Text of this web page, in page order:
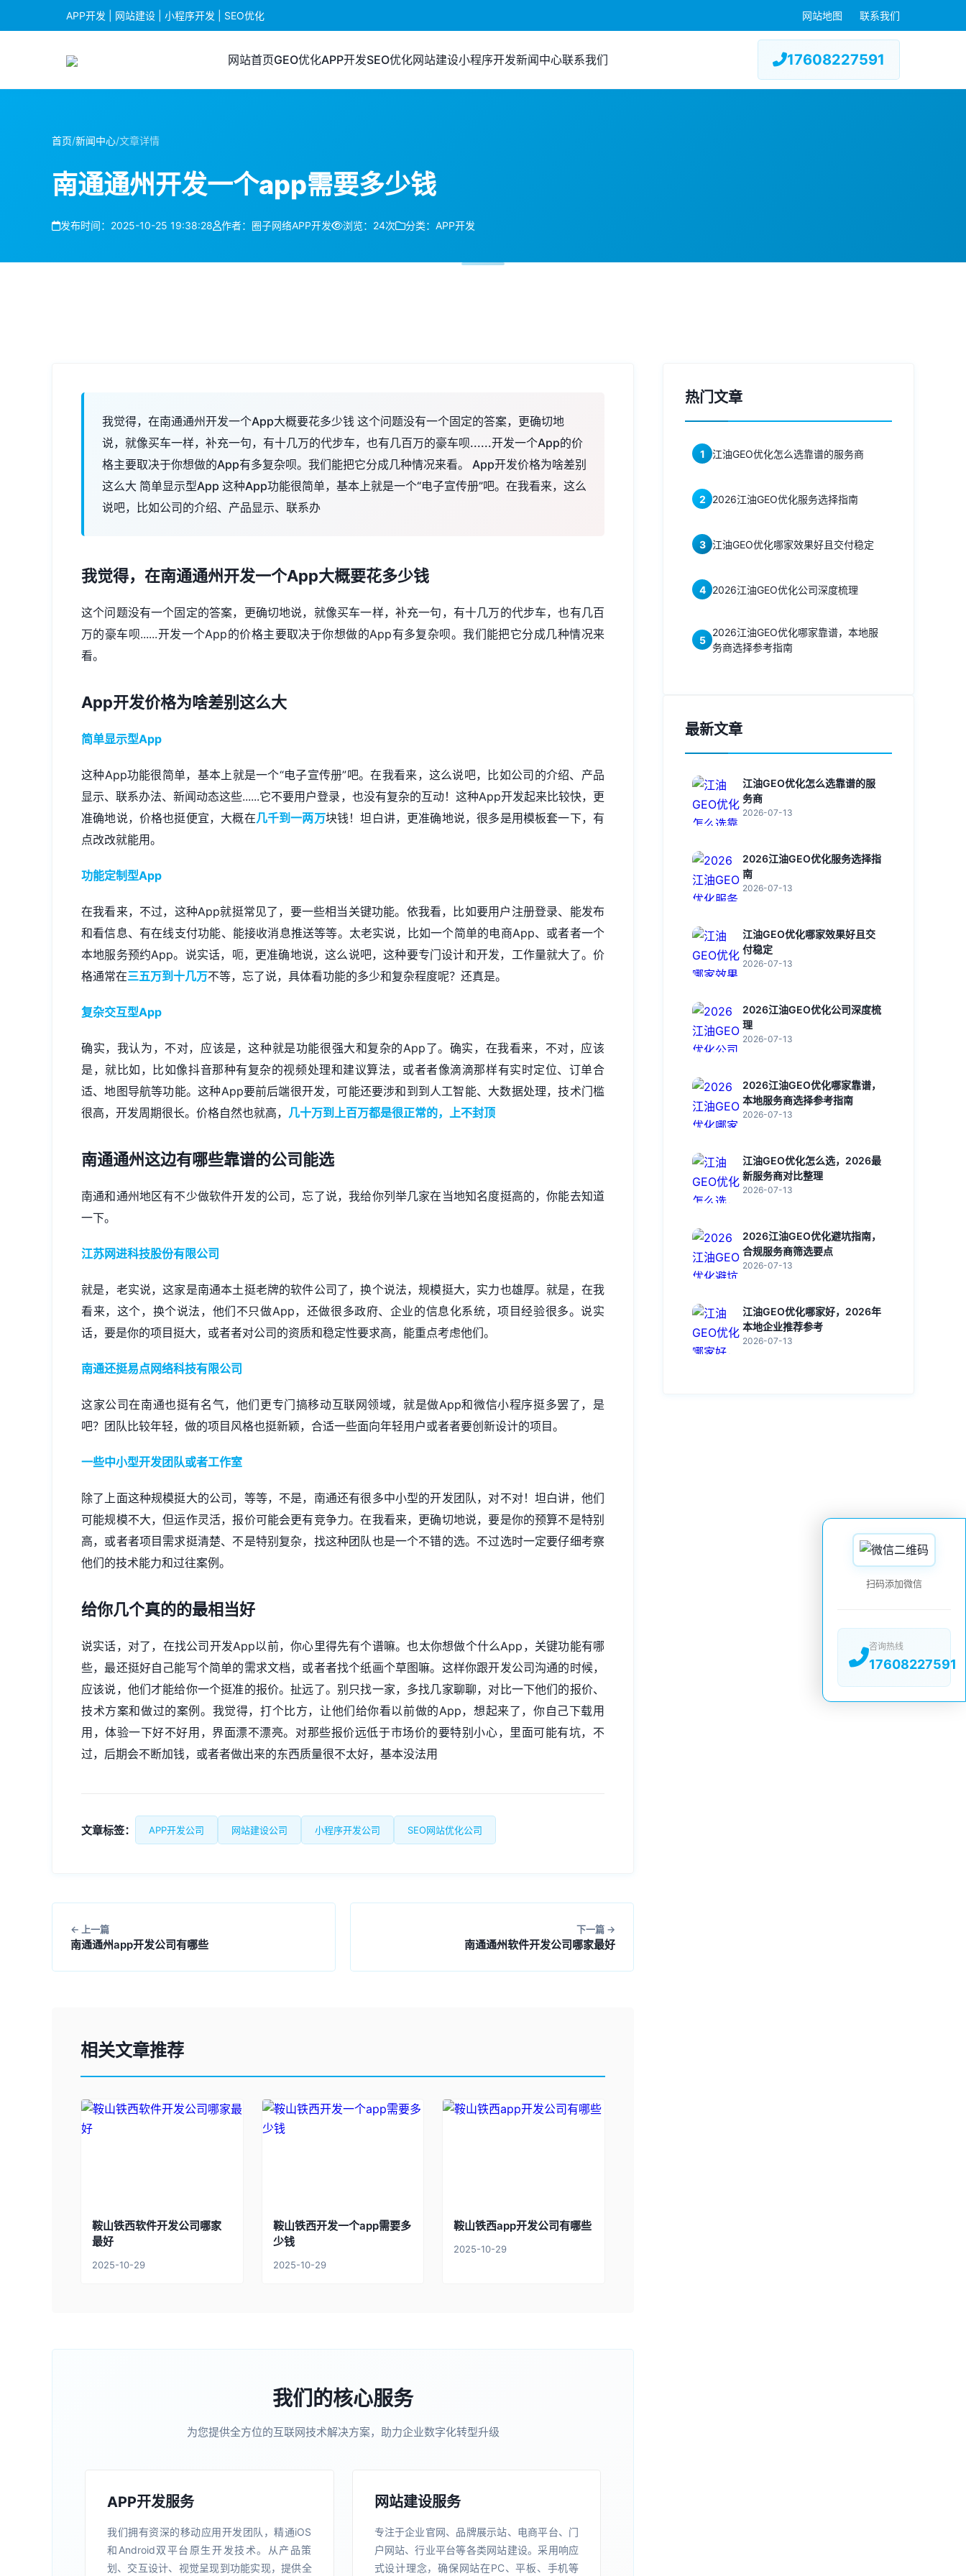
APP开发 | 网站建设 | 小程序开发 | SEO优化 网站地图 联系我们
网站首页GEO优化APP开发SEO优化网站建设小程序开发新闻中心联系我们 17608227591
首页/新闻中心/文章详情
南通通州开发一个app需要多少钱
发布时间：2025-10-25 19:38:28 作者：圈子网络APP开发 浏览：24次 分类：APP开发
我觉得，在南通通州开发一个App大概要花多少钱 这个问题没有一个固定的答案，更确切地
说，就像买车一样，补充一句，有十几万的代步车，也有几百万的豪车呗......开发一个App的价
格主要取决于你想做的App有多复杂呗。我们能把它分成几种情况来看。 App开发价格为啥差别
这么大 简单显示型App 这种App功能很简单，基本上就是一个“电子宣传册”吧。在我看来，这么
说吧，比如公司的介绍、产品显示、联系办
我觉得，在南通通州开发一个App大概要花多少钱
这个问题没有一个固定的答案，更确切地说，就像买车一样，补充一句，有十几万的代步车，也有几百
万的豪车呗......开发一个App的价格主要取决于你想做的App有多复杂呗。我们能把它分成几种情况来
看。
App开发价格为啥差别这么大
简单显示型App
这种App功能很简单，基本上就是一个“电子宣传册”吧。在我看来，这么说吧，比如公司的介绍、产品
显示、联系办法、新闻动态这些......它不要用户登录，也没有复杂的互动！这种App开发起来比较快，更
准确地说，价格也挺便宜，大概在几千到一两万块钱！坦白讲，更准确地说，很多是用模板套一下，有
点改改就能用。
功能定制型App
在我看来，不过，这种App就挺常见了，要一些相当关键功能。依我看，比如要用户注册登录、能发布
和看信息、有在线支付功能、能接收消息推送等等。太老实说，比如一个简单的电商App、或者者一个
本地服务预约App。说实话，呃，更准确地说，这么说吧，这种要专门设计和开发，工作量就大了。价
格通常在三五万到十几万不等，忘了说，具体看功能的多少和复杂程度呢？还真是。
复杂交互型App
确实，我认为，不对，应该是，这种就是功能很强大和复杂的App了。确实，在我看来，不对，应该
是，就比如，比如像抖音那种有复杂的视频处理和建议算法，或者者像滴滴那样有实时定位、订单合
适、地图导航等功能。这种App要前后端很开发，可能还要涉和到到人工智能、大数据处理，技术门槛
很高，开发周期很长。价格自然也就高， 几十万到上百万都是很正常的，上不封顶
南通通州这边有哪些靠谱的公司能选
南通和通州地区有不少做软件开发的公司，忘了说，我给你列举几家在当地知名度挺高的，你能去知道
一下。
江苏网进科技股份有限公司
就是，老实说，这家是南通本土挺老牌的软件公司了，换个说法，规模挺大，实力也雄厚。就是，在我
看来，这个，换个说法，他们不只做App，还做很多政府、企业的信息化系统，项目经验很多。说实
话，要是你的项目挺大，或者者对公司的资质和稳定性要求高，能重点考虑他们。
南通还挺易点网络科技有限公司
这家公司在南通也挺有名气，他们更专门搞移动互联网领域，就是做App和微信小程序挺多罢了，是
吧？团队比较年轻，做的项目风格也挺新颖，合适一些面向年轻用户或者者要创新设计的项目。
一些中小型开发团队或者工作室
除了上面这种规模挺大的公司，等等，不是，南通还有很多中小型的开发团队，对不对！坦白讲，他们
可能规模不大，但运作灵活，报价可能会更有竞争力。在我看来，更确切地说，要是你的预算不是特别
高，或者者项目需求挺清楚、不是特别复杂，找这种团队也是一个不错的选。不过选时一定要仔细考察
他们的技术能力和过往案例。
给你几个真的的最相当好
说实话，对了，在找公司开发App以前，你心里得先有个谱嘛。也太你想做个什么App，关键功能有哪
些，最还挺好自己能写个简单的需求文档，或者者找个纸画个草图嘛。这样你跟开发公司沟通的时候，
应该说，他们才能给你一个挺准的报价。扯远了。别只找一家，多找几家聊聊，对比一下他们的报价、
技术方案和做过的案例。我觉得，打个比方，让他们给你看以前做的App，想起来了，你自己下载用
用，体验一下好不好用，界面漂不漂亮。对那些报价远低于市场价的要特别小心，里面可能有坑，不
过，后期会不断加钱，或者者做出来的东西质量很不太好，基本没法用
文章标签： APP开发公司 网站建设公司 小程序开发公司 SEO网站优化公司
上一篇
南通通州app开发公司有哪些
下一篇
南通通州软件开发公司哪家最好
相关文章推荐
鞍山铁西软件开发公司哪家
最好
2025-10-29
鞍山铁西开发一个app需要多
少钱
2025-10-29
鞍山铁西app开发公司有哪些
2025-10-29
我们的核心服务
为您提供全方位的互联网技术解决方案，助力企业数字化转型升级
APP开发服务
我们拥有资深的移动应用开发团队，精通iOS
和Android双平台原生开发技术。从产品策
划、交互设计、视觉呈现到功能实现，提供全
网站建设服务
专注于企业官网、品牌展示站、电商平台、门
户网站、行业平台等各类网站建设。采用响应
式设计理念，确保网站在PC、平板、手机等
热门文章
1 江油GEO优化怎么选靠谱的服务商
2 2026江油GEO优化服务选择指南
3 江油GEO优化哪家效果好且交付稳定
4 2026江油GEO优化公司深度梳理
5
2026江油GEO优化哪家靠谱，本地服
务商选择参考指南
最新文章
江油GEO优化怎么选靠谱的服
务商
2026-07-13
2026江油GEO优化服务选择指
南
2026-07-13
江油GEO优化哪家效果好且交
付稳定
2026-07-13
2026江油GEO优化公司深度梳
理
2026-07-13
2026江油GEO优化哪家靠谱，
本地服务商选择参考指南
2026-07-13
江油GEO优化怎么选，2026最
新服务商对比整理
2026-07-13
2026江油GEO优化避坑指南，
合规服务商筛选要点
2026-07-13
江油GEO优化哪家好，2026年
本地企业推荐参考
2026-07-13
扫码添加微信
咨询热线
17608227591